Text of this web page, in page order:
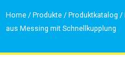
Home / Produkte / Produktkatalog /
aus Messing mit Schnellkupplung